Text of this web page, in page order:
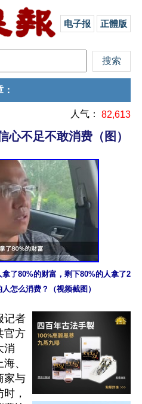
电子报 正體版
：
人气： 82,613
心不足不敢消费（图）
了80%的财富，剩下80%的人拿了2
怎么消费？（视频截图）
记者
官方
消
、
家与
，